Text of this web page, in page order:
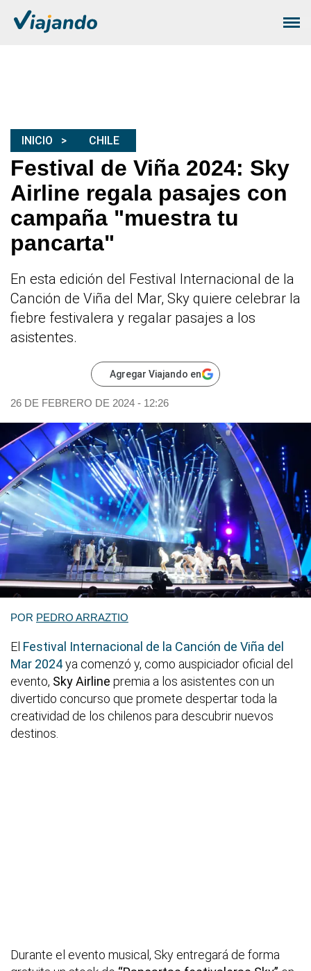
INICIO CHILE
Festival de Viña 2024: Sky
Airline regala pasajes con
campaña "muestra tu
pancarta"
En esta edición del Festival Internacional de la
Canción de Viña del Mar, Sky quiere celebrar la
fiebre festivalera y regalar pasajes a los
asistentes.
Agregar Viajando en
26 DE FEBRERO DE 2024 - 12:26
POR PEDRO ARRAZTIO
El Festival Internacional de la Canción de Viña del
Mar 2024ya comenzó y, como auspiciador oficial del
evento, Sky Airline premia a los asistentes con un
divertido concurso que promete despertar toda la
creatividad de los chilenos para descubrir nuevos
destinos.
Durante el evento musical, Sky entregará de forma